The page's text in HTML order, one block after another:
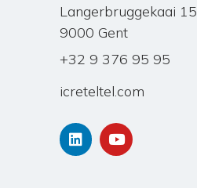
Langerbruggekaai 15
9000 Gent
+32 9 376 95 95
icreteltel.com